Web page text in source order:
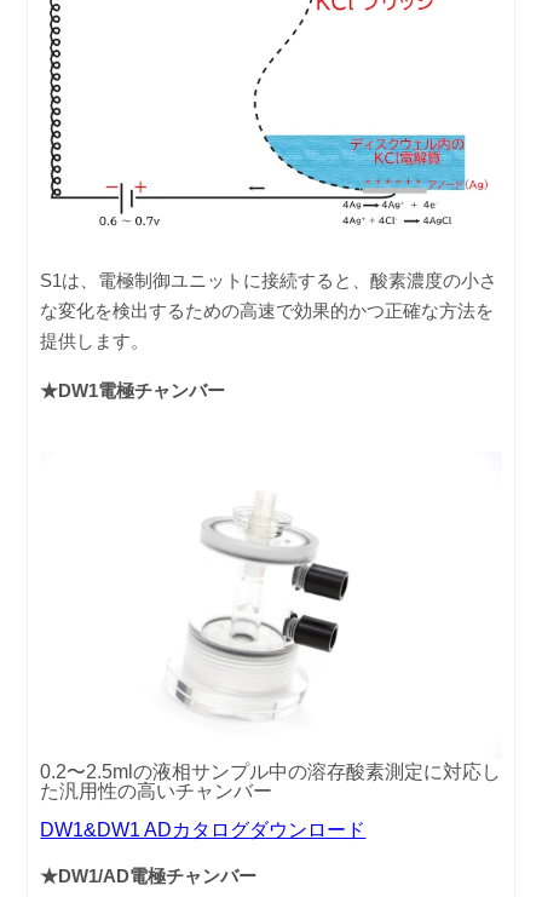
S1は、電極制御ユニットに接続すると、酸素濃度の小さ
な変化を検出するための高速で効果的かつ正確な方法を
提供します。
★DW1電極チャンバー
0.2〜2.5mlの液相サンプル中の溶存酸素測定に対応し
た汎用性の高いチャンバー
DW1&DW1 ADカタログダウンロード
★DW1/AD電極チャンバー